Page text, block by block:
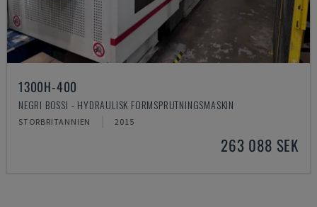
1300H-400
NEGRI BOSSI - HYDRAULISK FORMSPRUTNINGSMASKIN
STORBRITANNIEN 2015
263 088 SEK